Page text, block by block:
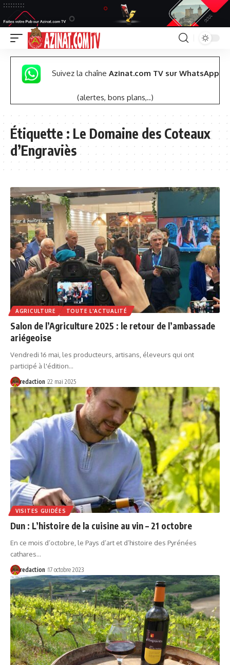
Suivez la chaîne Azinat.com TV sur WhatsApp
(alertes, bons plans,..)
Étiquette :Le Domaine des Coteaux
d’Engraviès
AGRICULTURE TOUTE L'ACTUALITÉ
Salon de l’Agriculture 2025 : le retour de l’ambassade
ariégeoise
Vendredi 16 mai, les producteurs, artisans, éleveurs qui ont
participé à l'édition…
redaction 22 mai 2025
VISITES GUIDÉES
Dun : L’histoire de la cuisine au vin – 21 octobre
En ce mois d’octobre, le Pays d’art et d’histoire des Pyrénées
cathares…
redaction 17 octobre 2023